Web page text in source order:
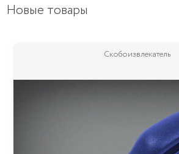
Новые товары
Скобоизвлекатель